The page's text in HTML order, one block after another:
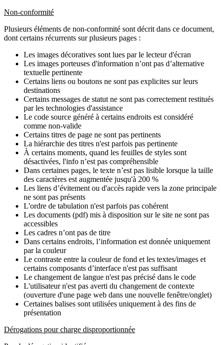
Non-conformité
Plusieurs éléments de non-conformité sont décrit dans ce document,
dont certains récurrents sur plusieurs pages :
Les images décoratives sont lues par le lecteur d'écran
Les images porteuses d'information n’ont pas d’alternative
textuelle pertinente
Certains liens ou boutons ne sont pas explicites sur leurs
destinations
Certains messages de statut ne sont pas correctement restitués
par les technologies d'assistance
Le code source généré à certains endroits est considéré
comme non-valide
Certains titres de page ne sont pas pertinents
La hiérarchie des titres n'est parfois pas pertinente
À certains moments, quand les feuilles de styles sont
désactivées, l'info n’est pas compréhensible
Dans certaines pages, le texte n’est pas lisible lorsque la taille
des caractères est augmentée jusqu'à 200 %
Les liens d’évitement ou d'accès rapide vers la zone principale
ne sont pas présents
L'ordre de tabulation n'est parfois pas cohérent
Les documents (pdf) mis à disposition sur le site ne sont pas
accessibles
Les cadres n’ont pas de titre
Dans certains endroits, l’information est donnée uniquement
par la couleur
Le contraste entre la couleur de fond et les textes/images et
certains composants d’interface n'est pas suffisant
Le changement de langue n'est pas précisé dans le code
L'utilisateur n'est pas averti du changement de contexte
(ouverture d'une page web dans une nouvelle fenêtre/onglet)
Certaines balises sont utilisées uniquement à des fins de
présentation
Dérogations pour charge disproportionnée